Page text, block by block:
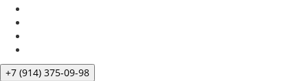
+7 (914) 375-09-98